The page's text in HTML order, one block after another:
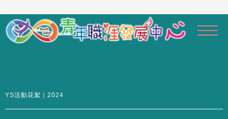
主
要
YS活動花絮｜2024